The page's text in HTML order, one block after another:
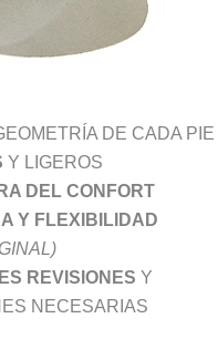
DE CADA PIE
Y LIGEROS
DEL CONFORT
Y FLEXIBILIDAD
REVISIONES Y
NECESARIAS